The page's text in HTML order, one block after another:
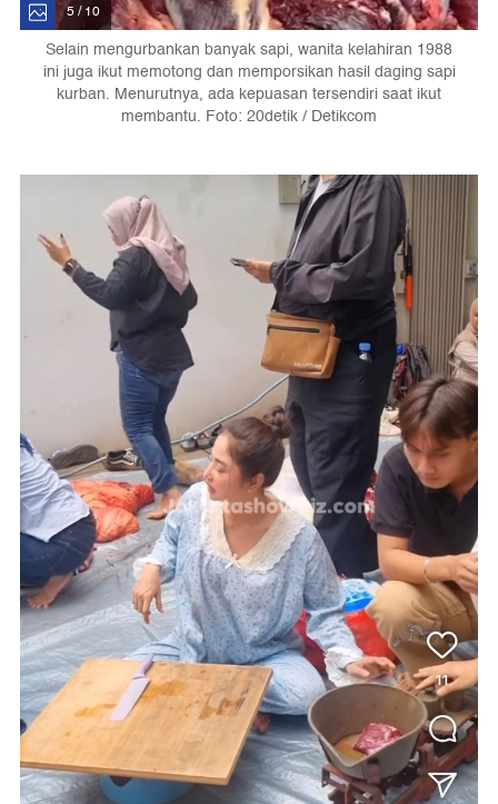
5 / 10
Selain mengurbankan banyak sapi, wanita kelahiran 1988
ini juga ikut memotong dan memporsikan hasil daging sapi
kurban. Menurutnya, ada kepuasan tersendiri saat ikut
membantu. Foto: 20detik / Detikcom